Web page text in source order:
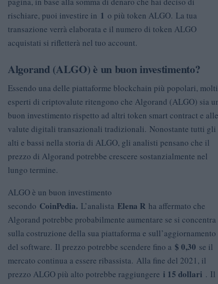
rischiare, puoi investire in 1 o più token ALGO. La tua
transazione verrà elaborata e il numero di token ALGO
acquistati si rifletterà nel tuo account.
Algorand (ALGO) è un buon investimento?
Essendo una delle piattaforme blockchain più popolari, molti
esperti di criptovalute ritengono che Algorand (ALGO) sia
buon investimento rispetto ad altri token smart contract e alle
valute digitali transazionali tradizionali. Nonostante tutti gli
alti e bassi nella storia di ALGO, gli analisti pensano che il
prezzo di Algorand potrebbe crescere sostanzialmente nel
lungo termine.
ALGO è un buon investimento
secondo CoinPedia. L’analista Elena R ha affermato che
Algorand potrebbe probabilmente aumentare se si concentra
sulla costruzione della sua piattaforma e sull’aggiornamento
del software. Il prezzo potrebbe scendere fino a $ 0,30 se il
mercato continua a essere ribassista. Alla fine del 2021, il
prezzo ALGO più alto potrebbe raggiungere i 15 dollari . Il